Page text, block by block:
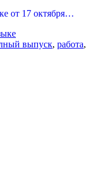
от 17 октября…
выпуск, работа,